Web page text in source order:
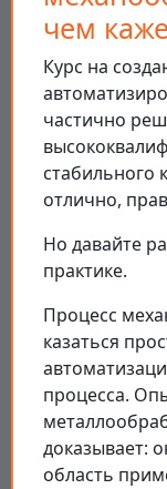
чем
Курс на
частично
стабильного
отлично,
Но давайте
практике.
Процесс
казаться
процесса.
доказывает:
область